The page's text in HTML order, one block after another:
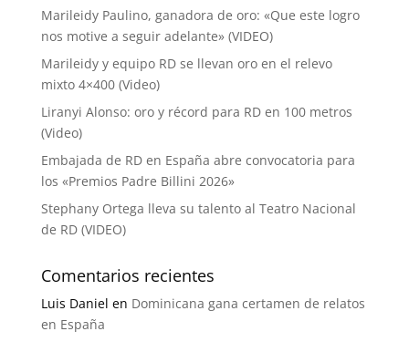
Marileidy Paulino, ganadora de oro: «Que este logro
nos motive a seguir adelante» (VIDEO)
Marileidy y equipo RD se llevan oro en el relevo
mixto 4×400 (Video)
Liranyi Alonso: oro y récord para RD en 100 metros
(Video)
Embajada de RD en España abre convocatoria para
los «Premios Padre Billini 2026»
Stephany Ortega lleva su talento al Teatro Nacional
de RD (VIDEO)
Comentarios recientes
Luis Daniel en Dominicana gana certamen de relatos
en España